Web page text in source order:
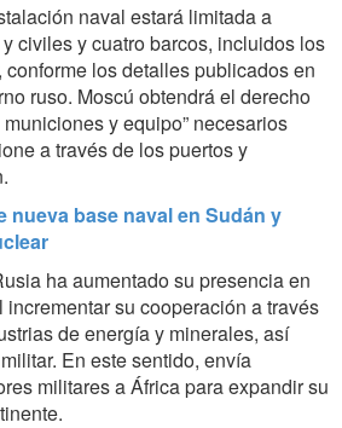
naval estará limitada a
civiles y cuatro barcos, incluidos los
los detalles publicados en
ruso. Moscú obtendrá el derecho
y equipo” necesarios
a través de los puertos y
nueva base naval en Sudán y
ha aumentado su presencia en
su cooperación a través
de energía y minerales, así
En este sentido, envía
militares a África para expandir su